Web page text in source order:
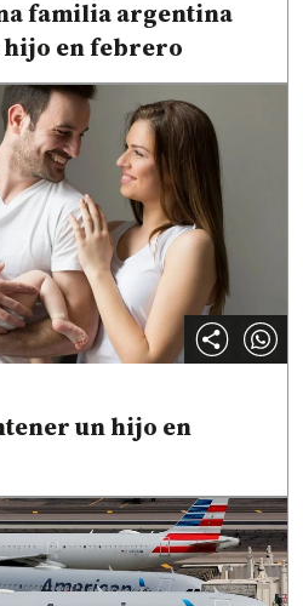
familia argentina
en febrero
un hijo en